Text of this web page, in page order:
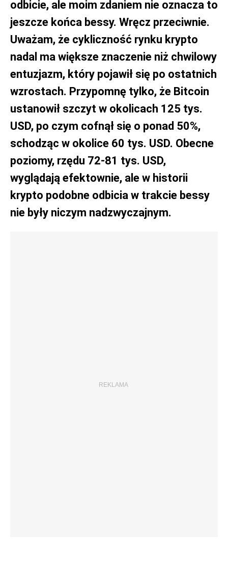
odbicie, ale moim zdaniem nie oznacza to
jeszcze końca bessy. Wręcz przeciwnie.
Uważam, że cykliczność rynku krypto
nadal ma większe znaczenie niż chwilowy
entuzjazm, który pojawił się po ostatnich
wzrostach. Przypomnę tylko, że Bitcoin
ustanowił szczyt w okolicach 125 tys.
USD, po czym cofnął się o ponad 50%,
schodząc w okolice 60 tys. USD. Obecne
poziomy, rzędu 72-81 tys. USD,
wyglądają efektownie, ale w historii
krypto podobne odbicia w trakcie bessy
nie były niczym nadzwyczajnym.